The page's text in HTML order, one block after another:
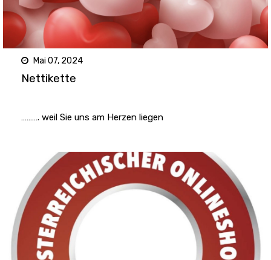
Mai 07, 2024
Nettikette
………. weil Sie uns am Herzen liegen